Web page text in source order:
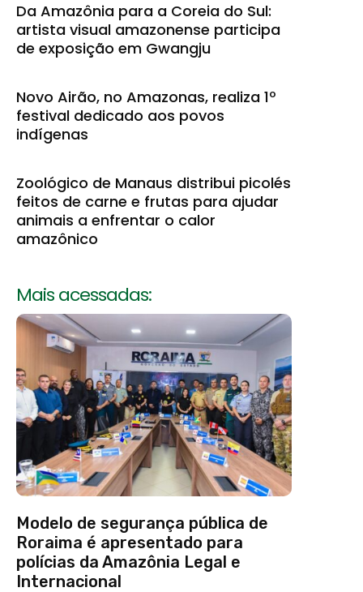
Da Amazônia para a Coreia do Sul:
artista visual amazonense participa
de exposição em Gwangju
Novo Airão, no Amazonas, realiza 1º
festival dedicado aos povos
indígenas
Zoológico de Manaus distribui picolés
feitos de carne e frutas para ajudar
animais a enfrentar o calor
amazônico
Mais acessadas:
Modelo de segurança pública de
Roraima é apresentado para
polícias da Amazônia Legal e
Internacional